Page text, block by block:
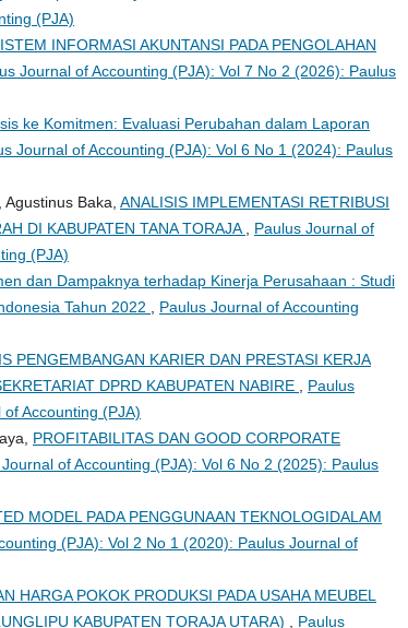
(PJA)
INFORMASI AKUNTANSI PADA PENGOLAHAN
Journal of Accounting (PJA): Vol 7 No 2 (2026): Paulus
ke Komitmen: Evaluasi Perubahan dalam Laporan
Journal of Accounting (PJA): Vol 6 No 1 (2024): Paulus
Baka, ANALISIS IMPLEMENTASI RETRIBUSI
DI KABUPATEN TANA TORAJA
Paulus Journal of
(PJA)
dan Dampaknya terhadap Kinerja Perusahaan : Studi
Tahun 2022
Paulus Journal of Accounting
PENGEMBANGAN KARIER DAN PRESTASI KERJA
DPRD KABUPATEN NABIRE
Paulus
Accounting (PJA)
PROFITABILITAS DAN GOOD CORPORATE
of Accounting (PJA): Vol 6 No 2 (2025): Paulus
MODEL PADA PENGGUNAAN TEKNOLOGIDALAM
(PJA): Vol 2 No 1 (2020): Paulus Journal of
HARGA POKOK PRODUKSI PADA USAHA MEUBEL
KABUPATEN TORAJA UTARA)
Paulus